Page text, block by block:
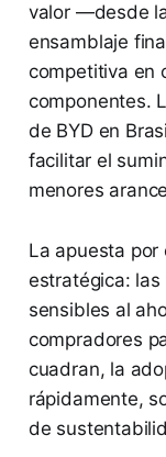
valor —desde
ensamblaje
competitiva en
componentes.
de BYD en
facilitar el
menores
La apuesta por
estratégica:
sensibles al
compradores
cuadran, la
rápidamente,
de